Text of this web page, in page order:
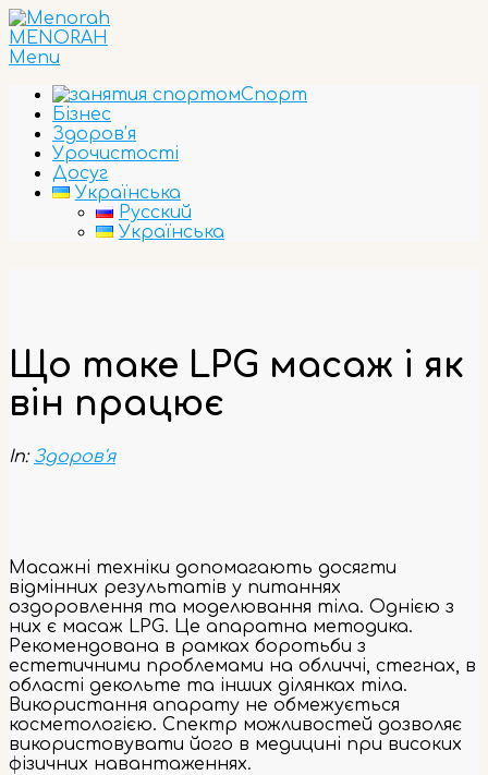
Skip
to
content
MENORAH
Primary
Menu
Menu
Спорт
Бізнес
Здоров’я
Урочистості
Досуг
Українська
Русский
Українська
Що таке LPG масаж і як
він працює
In: Здоров'я
Масажні техніки допомагають досягти
відмінних результатів у питаннях
оздоровлення та моделювання тіла. Однією з
них є масаж LPG. Це апаратна методика.
Рекомендована в рамках боротьби з
естетичними проблемами на обличчі, стегнах, в
області декольте та інших ділянках тіла.
Використання апарату не обмежується
косметологією. Спектр можливостей дозволяє
використовувати його в медицині при високих
фізичних навантаженнях.